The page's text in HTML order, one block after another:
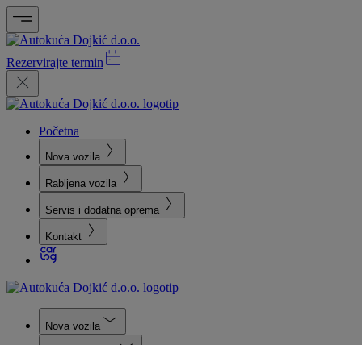
Rezervirajte termin
Početna
Nova vozila
Rabljena vozila
Servis i dodatna oprema
Kontakt
Nova vozila